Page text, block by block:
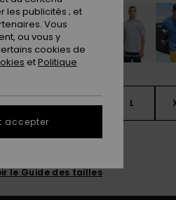
S M L
le Guide des tailles
les publicités ; et
Vous
ou vous y
cookies de
etPolitique
accepter